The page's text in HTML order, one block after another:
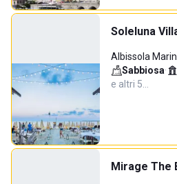
Soleluna
Albissola
Sabbiosa·
e altri 5…
Mirage The